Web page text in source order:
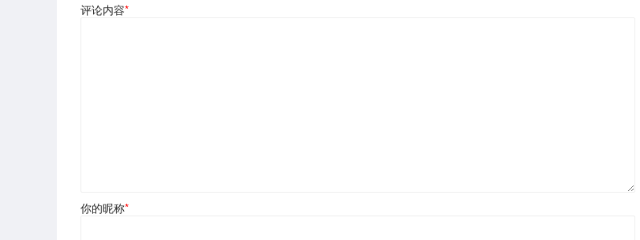
评论内容*
你的昵称*